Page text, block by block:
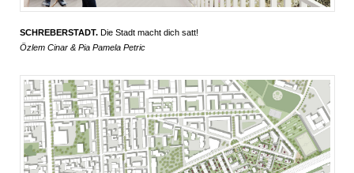
SCHREBERSTADT. Die Stadt macht dich satt!
Özlem Cinar & Pia Pamela Petric